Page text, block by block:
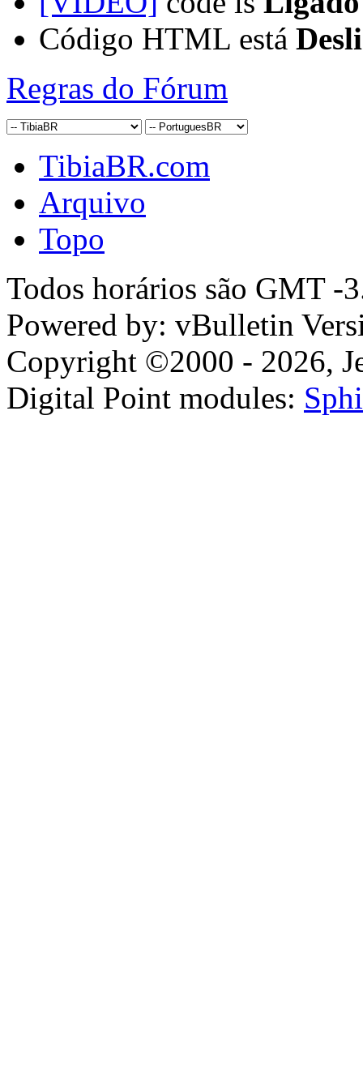
Código HTML está
Regras do Fórum
TibiaBR.com
Arquivo
Topo
Todos horários são GMT -
Powered by: vBulletin
Copyright ©2000 - 2026,
Digital Point modules: